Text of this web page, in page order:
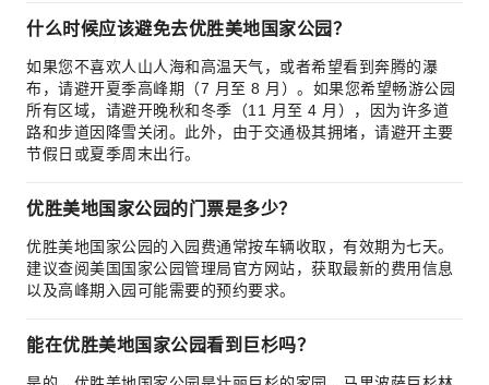
什么时候应该避免去优胜美地国家公园？
如果您不喜欢人山人海和高温天气，或者希望看到奔腾的瀑
布，请避开夏季高峰期（7 月至 8 月）。如果您希望畅游公园
所有区域，请避开晚秋和冬季（11 月至 4 月），因为许多道
路和步道因降雪关闭。此外，由于交通极其拥堵，请避开主要
节假日或夏季周末出行。
优胜美地国家公园的门票是多少？
优胜美地国家公园的入园费通常按车辆收取，有效期为七天。
建议查阅美国国家公园管理局官方网站，获取最新的费用信息
以及高峰期入园可能需要的预约要求。
能在优胜美地国家公园看到巨杉吗？